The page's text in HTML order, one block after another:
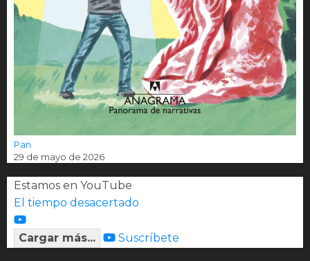
Pan
29 de mayo de 2026
Estamos en YouTube
El tiempo desacertado
Cargar más... Suscríbete